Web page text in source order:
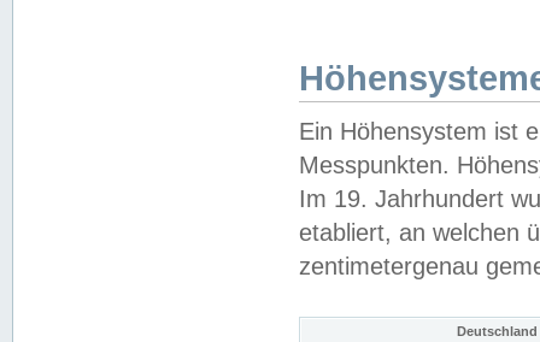
Ein Höhensystem ist
Messpunkten.
Im 19. Jahrhundert
etabliert, an welchen
zentimetergenau